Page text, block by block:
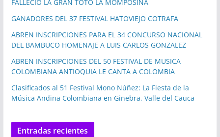
FALLECIÓ LA GRAN TOTÓ LA MOMPOSINA
GANADORES DEL 37 FESTIVAL HATOVIEJO COTRAFA
ABREN INSCRIPCIONES PARA EL 34 CONCURSO NACIONAL
DEL BAMBUCO HOMENAJE A LUIS CARLOS GONZALEZ
ABREN INSCRIPCIONES DEL 50 FESTIVAL DE MUSICA
COLOMBIANA ANTIOQUIA LE CANTA A COLOMBIA
Clasificados al 51 Festival Mono Núñez: La Fiesta de la
Música Andina Colombiana en Ginebra, Valle del Cauca
Entradas recientes